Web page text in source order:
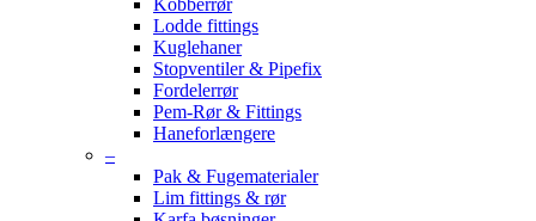
Kobberrør
Lodde fittings
Kuglehaner
Stopventiler & Pipefix
Fordelerrør
Pem-Rør & Fittings
Haneforlængere
–
Pak & Fugematerialer
Lim fittings & rør